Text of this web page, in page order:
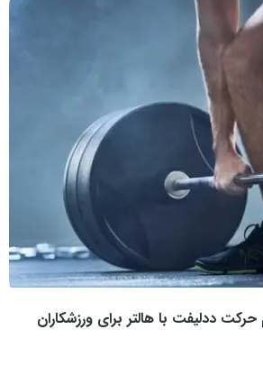
ددلیفت با هالتر برای ورزشکاران